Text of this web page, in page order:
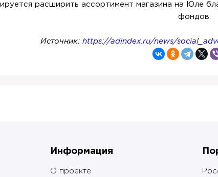
расширить ассортимент магазина на Юле
фондов.
Источник: https://adindex.ru/news/
Информация
О проекте